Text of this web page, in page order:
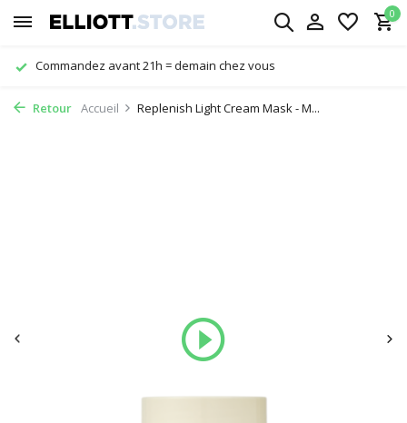
0
Livraison gratuite à partir de € 29,-
Retour Accueil Replenish Light Cream Mask - M...